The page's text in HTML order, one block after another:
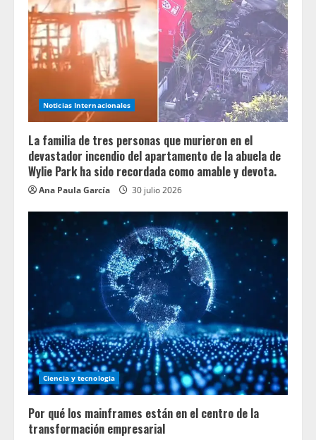
Noticias Internacionales
La familia de tres personas que murieron en el
devastador incendio del apartamento de la abuela de
Wylie Park ha sido recordada como amable y devota.
Ana Paula García 30 julio 2026
Ciencia y tecnologia
Por qué los mainframes están en el centro de la
transformación empresarial